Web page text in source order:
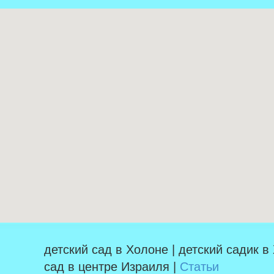
детский сад в Холоне | детский садик
сад в центре Израиля | Статьи